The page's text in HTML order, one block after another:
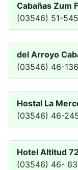
Cabañas Zum
(03546) 51-
del Arroyo
(03546) 46-
Hostal La
(03546) 46-
Hotel Altitud
(03546) 46-